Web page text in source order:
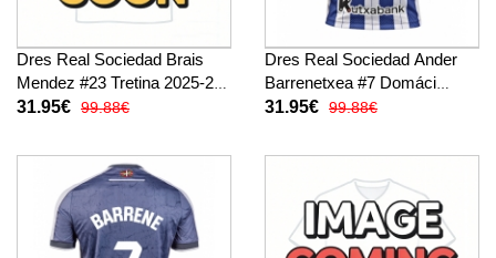
Dres Real Sociedad Brais
Mendez #23 Tretina 2025-26
Krátky Rukáv
31.95€ 99.88€
Dres Real Sociedad Ander
Barrenetxea #7 Domáci
2025-26 Krátky Rukáv
31.95€ 99.88€